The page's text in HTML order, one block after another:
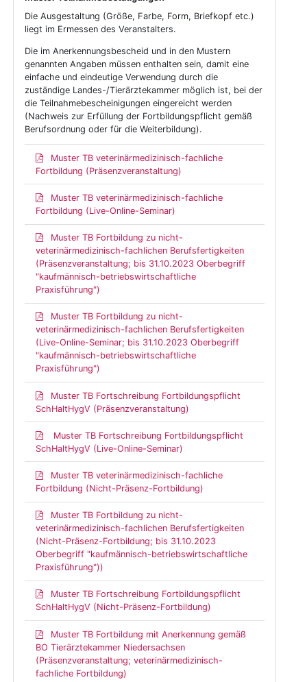
Die Ausgestaltung (Größe, Farbe, Form, Briefkopf etc.)
liegt im Ermessen des Veranstalters.
Die im Anerkennungsbescheid und in den Mustern
genannten Angaben müssen enthalten sein, damit eine
einfache und eindeutige Verwendung durch die
zuständige Landes-/Tierärztekammer möglich ist, bei der
die Teilnahmebescheinigungen eingereicht werden
(Nachweis zur Erfüllung der Fortbildungspflicht gemäß
Berufsordnung oder für die Weiterbildung).
Muster TB veterinärmedizinisch-fachliche
Fortbildung (Präsenzveranstaltung)
Muster TB veterinärmedizinisch-fachliche
Fortbildung (Live-Online-Seminar)
Muster TB Fortbildung zu nicht-
veterinärmedizinisch-fachlichen Berufsfertigkeiten
(Präsenzveranstaltung; bis 31.10.2023 Oberbegriff
"kaufmännisch-betriebswirtschaftliche
Praxisführung")
Muster TB Fortbildung zu nicht-
veterinärmedizinisch-fachlichen Berufsfertigkeiten
(Live-Online-Seminar; bis 31.10.2023 Oberbegriff
"kaufmännisch-betriebswirtschaftliche
Praxisführung")
Muster TB Fortschreibung Fortbildungspflicht
SchHaltHygV (Präsenzveranstaltung)
Muster TB Fortschreibung Fortbildungspflicht
SchHaltHygV (Live-Online-Seminar)
Muster TB veterinärmedizinisch-fachliche
Fortbildung (Nicht-Präsenz-Fortbildung)
Muster TB Fortbildung zu nicht-
veterinärmedizinisch-fachlichen Berufsfertigkeiten
(Nicht-Präsenz-Fortbildung; bis 31.10.2023
Oberbegriff "kaufmännisch-betriebswirtschaftliche
Praxisführung"))
Muster TB Fortschreibung Fortbildungspflicht
SchHaltHygV (Nicht-Präsenz-Fortbildung)
Muster TB Fortbildung mit Anerkennung gemäß
BO Tierärztekammer Niedersachsen
(Präsenzveranstaltung; veterinärmedizinisch-
fachliche Fortbildung)